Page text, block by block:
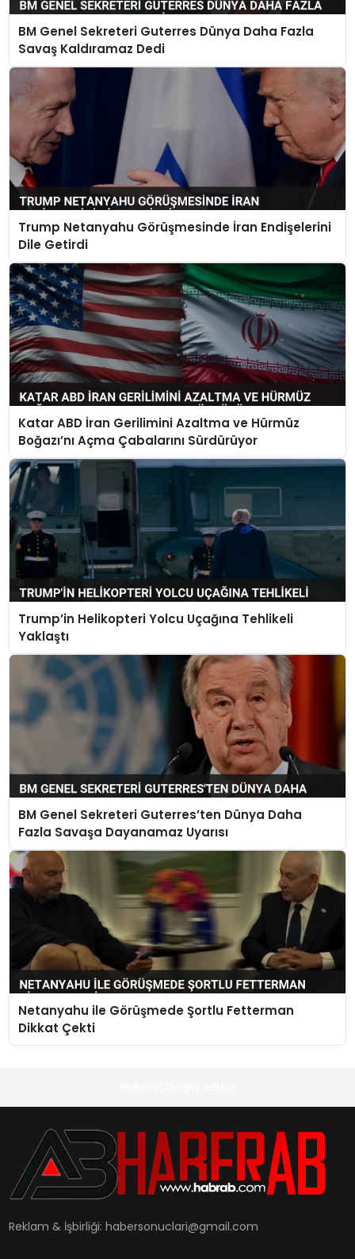
BM Genel Sekreteri Guterres Dünya Daha Fazla
Savaş Kaldıramaz Dedi
Trump Netanyahu Görüşmesinde İran Endişelerini
Dile Getirdi
Katar ABD İran Gerilimini Azaltma ve Hürmüz
Boğazı’nı Açma Çabalarını Sürdürüyor
Trump’in Helikopteri Yolcu Uçağına Tehlikeli
Yaklaştı
BM Genel Sekreteri Guterres’ten Dünya Daha
Fazla Savaşa Dayanamaz Uyarısı
Netanyahu ile Görüşmede Şortlu Fetterman
Dikkat Çekti
Reklam & İşbirliği:habersonuclari@gmail.com